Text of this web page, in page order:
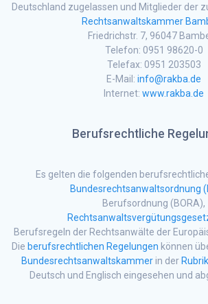
Deutschland zugelassen und Mitglieder der
Rechtsanwaltskammer
Friedrichstr. 7, 96047
Telefon: 0951 98620-0
Telefax: 0951 203503
E-Mail: info@rakba.de
Internet: www.rakba.de
Berufsrechtliche
Es gelten die folgenden
Bundesrechtsanwaltsordnung
Berufsordnung (BORA),
Berufsregeln der Rechtsanwälte der
Die berufsrechtlichen Regelungen können
Bundesrechtsanwaltskammerin der
Deutsch und Englisch eingesehen und